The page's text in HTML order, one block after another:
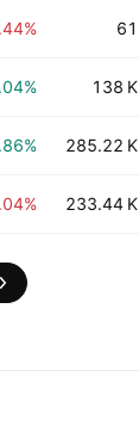
61
138 K
285.22 K
233.44 K